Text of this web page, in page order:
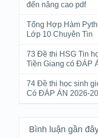
đến nâng cao pdf
Tổng Hợp Hàm
Lớp 10 Chuyên Tin
73 Đề thi HSG Tin
Tiền Giang có ĐÁP
74 Đề thi học sinh
Có ĐÁP ÁN 2026-
Bình luận gần